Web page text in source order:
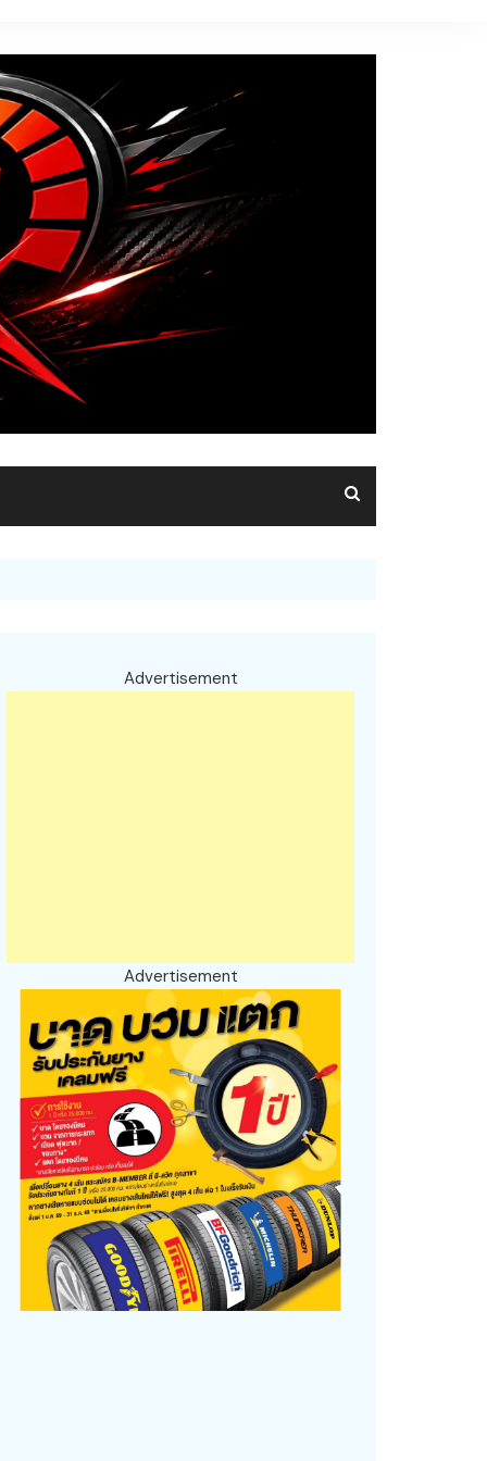
Advertisement
Advertisement